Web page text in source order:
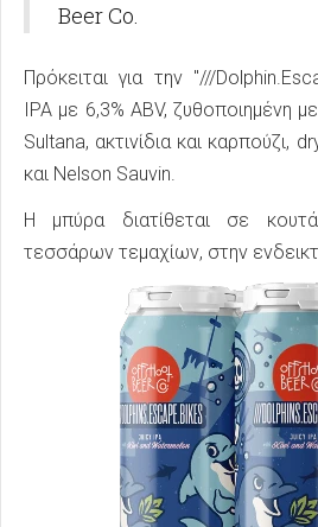
Beer Co.
Πρόκειται για την "///
IPA με 6,3% ABV, ζυθοποιημένη
Sultana, ακτινίδια και καρπούζι,
και Nelson Sauvin.
Η μπύρα διατίθεται σε
τεσσάρων τεμαχίων, στην